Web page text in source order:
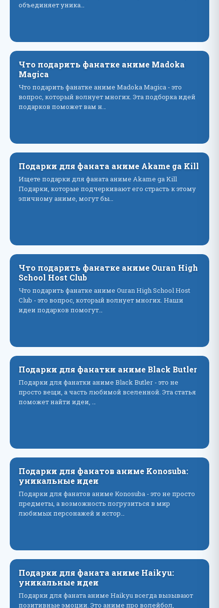
объединяет уника…
Что подарить фанатке аниме Madoka
Magica
Что подарить фанатке аниме Madoka Magica - это
вопрос, который волнует многих. Эта подборка идей
подарков поможет вам н…
Подарки для фаната аниме Akame ga Kill
Ищете подарки для фаната аниме Akame ga Kill
Подарки, которые подчеркивают его страсть к этому
эпичному аниме, могут бы…
Что подарить фанатке аниме Ouran High
School Host Club
Что подарить фанатке аниме Ouran High School Host
Club - это вопрос, который волнует многих. Наши
идеи подарков помогут…
Подарки для фанатки аниме Black Butler
Подарки для фанатки аниме Black Butler - это не
просто вещи, а часть любимой вселенной. Эта статья
поможет найти идеи, …
Подарки для фанатов аниме Konosuba:
уникальные идеи
Подарки для фанатов аниме Konosuba - это не просто
предметы, а возможность погрузиться в мир
любимых персонажей и истор…
Подарки для фаната аниме Haikyu:
уникальные идеи
Подарки для фаната аниме Haikyu всегда вызывают
позитивные эмоции. Это аниме про волейбол,